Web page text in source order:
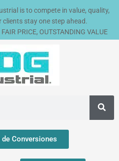
is to compete in value, quality,
clients stay one step ahead.
PRICE, OUTSTANDING VALUE
Conversiones